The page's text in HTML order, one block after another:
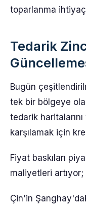
toparlanma
Tedarik
Bugün
tek bir bölgeye
tedarik haritalarını
karşılamak için
Fiyat baskıları
maliyetleri
Çin'in